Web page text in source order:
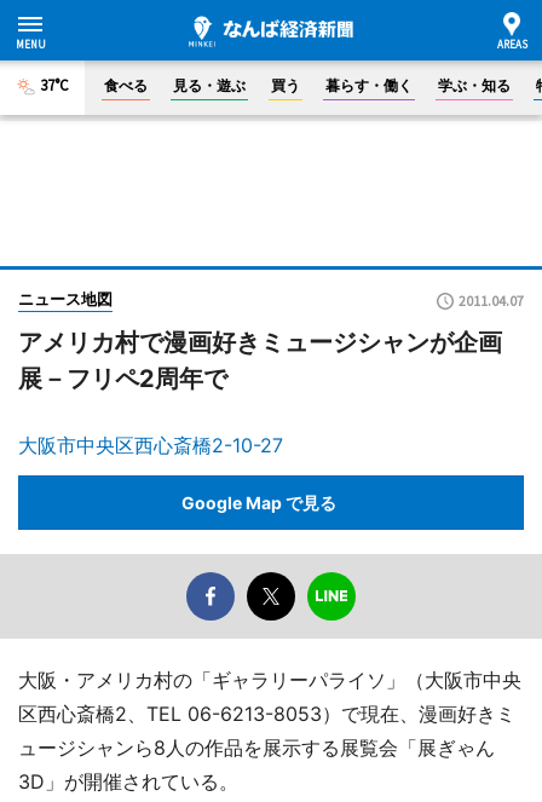
37°C 食べる 見る・遊ぶ 買う 暮らす・働く 学ぶ・知る
ニュース地図 2011.04.07
アメリカ村で漫画好きミュージシャンが企画
展－フリペ2周年で
大阪市中央区西心斎橋2-10-27
Google Map で見る
大阪・アメリカ村の「ギャラリーパライソ」（大阪市中央
区西心斎橋2、TEL 06-6213-8053）で現在、漫画好きミ
ュージシャンら8人の作品を展示する展覧会「展ぎゃん
3D」が開催されている。